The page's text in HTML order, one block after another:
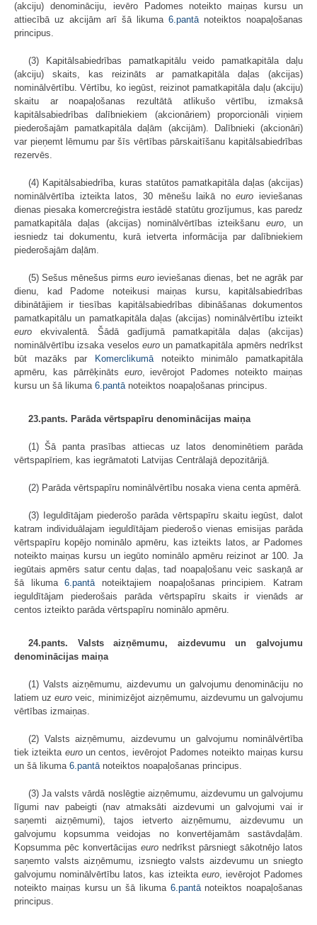
(akciju) denomināciju, ievēro Padomes noteikto maiņas kursu un
attiecībā uz akcijām arī šā likuma 6.pantānoteiktos noapaļošanas
principus.
(3) Kapitālsabiedrības pamatkapitālu veido pamatkapitāla daļu
(akciju) skaits, kas reizināts ar pamatkapitāla daļas (akcijas)
nominālvērtību. Vērtību, ko iegūst, reizinot pamatkapitāla daļu (akciju)
skaitu ar noapaļošanas rezultātā atlikušo vērtību, izmaksā
kapitālsabiedrības dalībniekiem (akcionāriem) proporcionāli viņiem
piederošajām pamatkapitāla daļām (akcijām). Dalībnieki (akcionāri)
var pieņemt lēmumu par šīs vērtības pārskaitīšanu kapitālsabiedrības
rezervēs.
(4) Kapitālsabiedrība, kuras statūtos pamatkapitāla daļas (akcijas)
nominālvērtība izteikta latos, 30 mēnešu laikā noeuro ieviešanas
dienas piesaka komercreģistra iestādē statūtu grozījumus, kas paredz
pamatkapitāla daļas (akcijas) nominālvērtības izteikšanueuro, un
iesniedz tai dokumentu, kurā ietverta informācija par dalībniekiem
piederošajām daļām.
(5) Sešus mēnešus pirms euro ieviešanas dienas, bet ne agrāk par
dienu, kad Padome noteikusi maiņas kursu, kapitālsabiedrības
dibinātājiem ir tiesības kapitālsabiedrības dibināšanas dokumentos
pamatkapitālu un pamatkapitāla daļas (akcijas) nominālvērtību izteikt
euro ekvivalentā. Šādā gadījumā pamatkapitāla daļas (akcijas)
nominālvērtību izsaka veselos euroun pamatkapitāla apmērs nedrīkst
būt mazāks par
Komerclikumānoteikto minimālo pamatkapitāla
apmēru, kas pārrēķināts euro, ievērojot Padomes noteikto maiņas
kursu un šā likuma 6.pantānoteiktos noapaļošanas principus.
23.pants. Parāda vērtspapīru denominācijas maiņa
(1) Šā panta prasības attiecas uz latos denominētiem parāda
vērtspapīriem, kas iegrāmatoti Latvijas Centrālajā depozitārijā.
(2) Parāda vērtspapīru nominālvērtību nosaka viena centa apmērā.
(3) Ieguldītājam piederošo parāda vērtspapīru skaitu iegūst, dalot
katram individuālajam ieguldītājam piederošo vienas emisijas parāda
vērtspapīru kopējo nominālo apmēru, kas izteikts latos, ar Padomes
noteikto maiņas kursu un iegūto nominālo apmēru reizinot ar 100. Ja
iegūtais apmērs satur centu daļas, tad noapaļošanu veic saskaņā ar
šā likuma6.pantānoteiktajiem noapaļošanas principiem. Katram
ieguldītājam piederošais parāda vērtspapīru skaits ir vienāds ar
centos izteikto parāda vērtspapīru nominālo apmēru.
24.pants. Valsts aizņēmumu, aizdevumu un galvojumu
denominācijas maiņa
(1) Valsts aizņēmumu, aizdevumu un galvojumu denomināciju no
latiem uzeuro veic, minimizējot aizņēmumu, aizdevumu un galvojumu
vērtības izmaiņas.
(2) Valsts aizņēmumu, aizdevumu un galvojumu nominālvērtība
tiek izteikta euroun centos, ievērojot Padomes noteikto maiņas kursu
un šā likuma 6.pantānoteiktos noapaļošanas principus.
(3) Ja valsts vārdā noslēgtie aizņēmumu, aizdevumu un galvojumu
līgumi nav pabeigti (nav atmaksāti aizdevumi un galvojumi vai ir
saņemti aizņēmumi), tajos ietverto aizņēmumu, aizdevumu un
galvojumu kopsumma veidojas no konvertējamām sastāvdaļām.
Kopsumma pēc konvertācijas euro nedrīkst pārsniegt sākotnējo latos
saņemto valsts aizņēmumu, izsniegto valsts aizdevumu un sniegto
galvojumu nominālvērtību latos, kas izteikta euro, ievērojot Padomes
noteikto maiņas kursu un šā likuma 6.pantānoteiktos noapaļošanas
principus.